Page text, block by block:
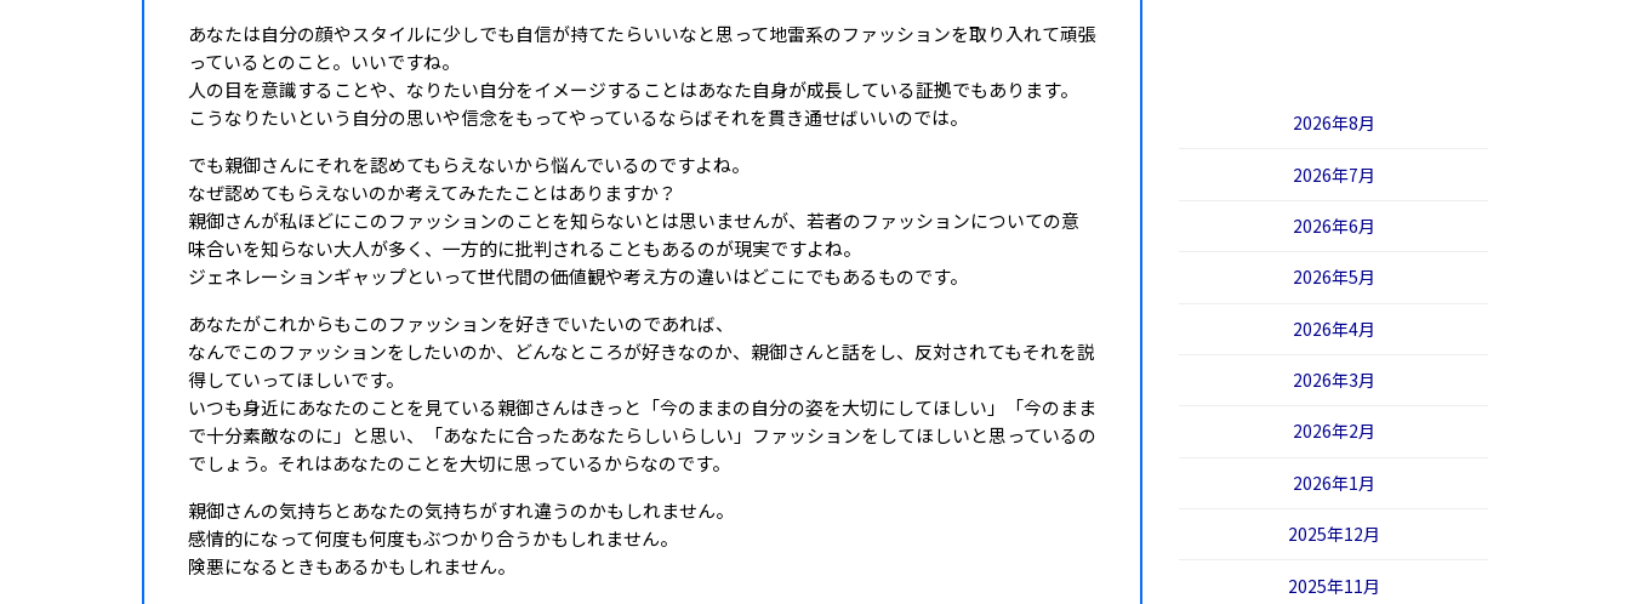
あなたは自分の顔やスタイルに少しでも自信が持てたらいいなと思って地雷系のファッションを取り入れて頑張
っているとのこと。いいですね。
人の目を意識することや、なりたい自分をイメージすることはあなた自身が成長している証拠でもあります。
こうなりたいという自分の思いや信念をもってやっているならばそれを貫き通せばいいのでは。
でも親御さんにそれを認めてもらえないから悩んでいるのですよね。
なぜ認めてもらえないのか考えてみたたことはありますか？
親御さんが私ほどにこのファッションのことを知らないとは思いませんが、若者のファッションについての意
味合いを知らない大人が多く、一方的に批判されることもあるのが現実ですよね。
ジェネレーションギャップといって世代間の価値観や考え方の違いはどこにでもあるものです。
あなたがこれからもこのファッションを好きでいたいのであれば、
なんでこのファッションをしたいのか、どんなところが好きなのか、親御さんと話をし、反対されてもそれを説
得していってほしいです。
いつも身近にあなたのことを見ている親御さんはきっと「今のままの自分の姿を大切にしてほしい」「今のまま
で十分素敵なのに」と思い、「あなたに合ったあなたらしいらしい」ファッションをしてほしいと思っているの
でしょう。それはあなたのことを大切に思っているからなのです。
親御さんの気持ちとあなたの気持ちがすれ違うのかもしれません。
感情的になって何度も何度もぶつかり合うかもしれません。
険悪になるときもあるかもしれません。
2026年8月
2026年7月
2026年6月
2026年5月
2026年4月
2026年3月
2026年2月
2026年1月
2025年12月
2025年11月